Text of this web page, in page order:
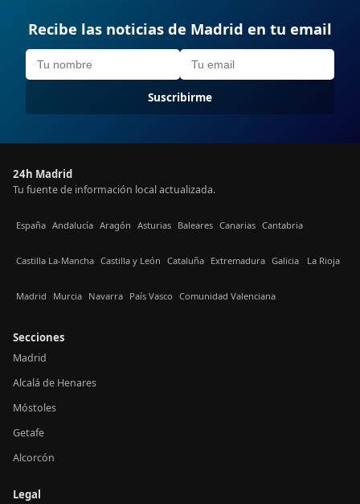
Recibe las noticias de Madrid en tu email
Suscribirme
24h Madrid
Tu fuente de información local actualizada.
España Andalucía Aragón Asturias Baleares Canarias Cantabria
Castilla La-Mancha Castilla y León Cataluña Extremadura Galicia La Rioja
Madrid Murcia Navarra País Vasco Comunidad Valenciana
Secciones
Madrid
Alcalá de Henares
Móstoles
Getafe
Alcorcón
Legal